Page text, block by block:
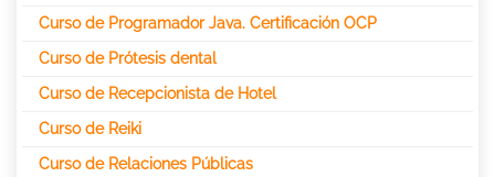
Curso de Programador Java. Certificación OCP
Curso de Prótesis dental
Curso de Recepcionista de Hotel
Curso de Reiki
Curso de Relaciones Públicas